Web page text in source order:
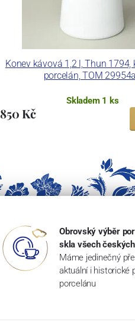
Konev kávová 1,2 l, Thun 1794,
porcelán, TOM
Skladem 1 ks
850 Kč
Obrovský výběr
skla všech
Máme jedinečný
aktuální i historické
porcelánu